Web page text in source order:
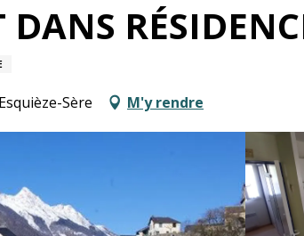
Sère M'y rendre